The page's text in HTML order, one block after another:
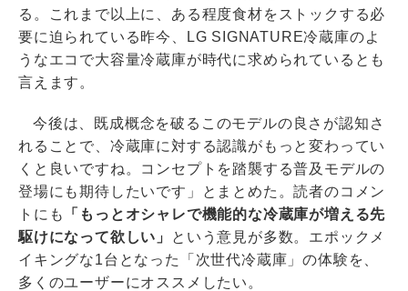
る。これまで以上に、ある程度食材をストックする必
要に迫られている昨今、LG SIGNATURE冷蔵庫のよ
うなエコで大容量冷蔵庫が時代に求められているとも
言えます。
今後は、既成概念を破るこのモデルの良さが認知さ
れることで、冷蔵庫に対する認識がもっと変わってい
くと良いですね。コンセプトを踏襲する普及モデルの
登場にも期待したいです」とまとめた。読者のコメン
トにも
「もっとオシャレで機能的な冷蔵庫が増える先
駆けになって欲しい」
という意見が多数。エポックメ
イキングな1台となった「次世代冷蔵庫」の体験を、
多くのユーザーにオススメしたい。